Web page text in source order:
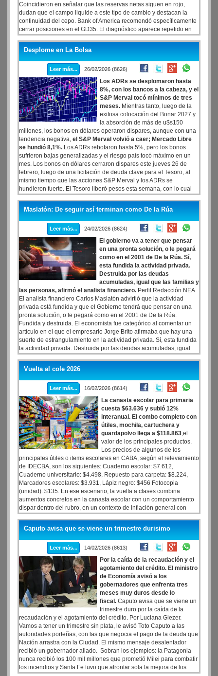
Coincidieron en señalar que las reservas netas siguen en rojo,
dudan que el campo liquide a este tipo de cambio y destacan la
continuidad del cepo. Bank of America recomendó específicamente
cerrar posiciones en el GD35. El diagnóstico aparece repetido en
reportes del Citi, JP Morgan, Bank of America, Barclays, Wells Fargo
y BofA Securities, conocidos este miércoles. Los seis bancos
afirman que mantienen interés por el programa económico de
Javier Milei, pero coinciden en una advertencia central: Argentina
es el mercado más expuesto si cambia el humor global.
Desplome en La Bolsa
Leer más... 26/02/2026 (8626)
Los ADRs se desplomaron hasta
8%, con los bancos a la cabeza, y el
S&P Merval tocó mínimos de tres
meses. Mientras tanto, luego de la
exitosa colocación del Bonar 2027 y
la absorción de más de u$s150
millones, los bonos en dólares operaron dispares, aunque con una
tendencia negativa, el S&P Merval volvió a caer; Mercado Libre
se hundió 8,1%. Los ADRs rebotaron hasta 5%, pero los bonos
sufrieron bajas generalizadas y el riesgo país tocó máximo en un
mes. Los bonos en dólares cerraron dispares este jueves 26 de
febrero, luego de una licitación de deuda clave para el Tesoro, al
mismo tiempo que las acciones S&P Merval y los ADRs se
hundieron fuerte. El Tesoro liberó pesos esta semana, con lo cual
se prevé un mayor equilibrio en la liquidez del mercado, que puede
ayudar a estabilizar las tasas.
En el segmento de renta variable, el S&P Merval cayó 1,8% a
2.754.419,39 puntos básicos. Medido en dólares, el referencial tocó
mínimos desde el 21 de noviembre.
Maslatón: De seguir así terminan como De la Rúa
Leer más... 24/02/2026 (8624)
El gobierno va a tener que pensar
en una pronta solución, o le pegará
como en el 2001 de De la Rúa. Sí,
esta fundida la actividad privada.
Destruida por las deudas
acumuladas, igual que las familias y
las personas, afirmó el analista financiero. Perfil Redacción NEA.
El analista financiero Carlos Maslatón advirtió que la actividad
privada está fundida y que el Gobierno tendrá que pensar en una
pronta solución, o le pegará como en el 2001 de De la Rúa.
Fundida y destruida. El economista fue categórico al comentar un
artículo en el que el empresario Jorge Brito afirmaba que hay una
suerte de estrangulamiento en la actividad privada. Sí, esta fundida
la actividad privada. Destruida por las deudas acumuladas, igual
que las familias y las personas, aseveró Maslatón en una
publicación de la red social X.
Vuelta al cole 2026
Leer más... 16/02/2026 (8614)
La canasta escolar para primaria
cuesta $63.636 y subió 12%
interanual. El combo completo con
útiles, mochila, cartuchera y
guardapolvo llega a $118.863,el
valor de los principales productos.
Los precios de algunos de los
principales útiles o items escolares en CABA, según el relevamiento
de IDECBA, son los siguientes: Cuaderno escolar: $7.612,
Cuaderno universitario: $4.498, Repuesto para carpeta: $8.224,
Marcadores escolares: $3.931, Lápiz negro: $456 Fotocopia
(unidad): $135. En ese escenario, la vuelta a clases combina
aumentos concretos en la canasta escolar con un comportamiento
dispar dentro del rubro, en un contexto de inflación general con
tendencia al alza desde hace meses.
Caputo avisa que se viene un trimestre durisimo
Leer más... 14/02/2026 (8613)
Por la caída de la recaudación y el
agotamiento del crédito. El ministro
de Economía avisó a los
gobernadores que enfrenta tres
meses muy duros desde lo
fiscal. Caputo avisa que se viene un
trimestre duro por la caída de la
recaudación y el agotamiento del crédito. Por Luciana Glezer.
Vamos a tener un trimestre sin plata, le avisó Toto Caputo a las
autoridades porteñas, con las que negocia el pago de la deuda que
Nación arrastra con la Ciudad. El mismo mensaje desalentador
recibió un gobernador aliado. Sobran los ejemplos: la Patagonia
nunca recibió los 100 mil millones que prometió Milei para combatir
los incendios y Santa Fe tuvo que afrontar sola la mejora de los